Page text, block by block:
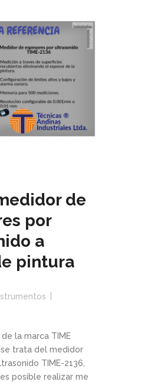
de
por
a
pintura
la marca TIME
se trata del medidor
TIME-2136,
posible realizar me